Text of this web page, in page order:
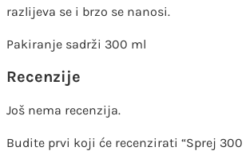
razlijeva se i brzo se nanosi.
Pakiranje sadrži 300 ml
Recenzije
Još nema recenzija.
Budite prvi koji će recenzirati “Sprej 300